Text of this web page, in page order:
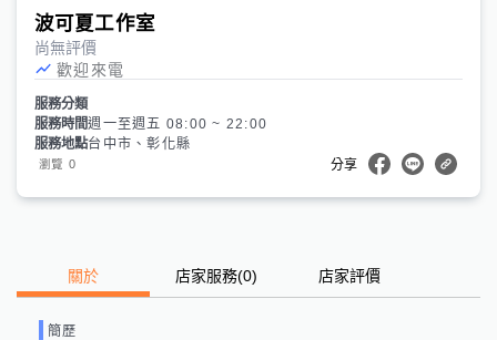
波可夏工作室
尚無評價
歡迎來電
服務分類
服務時間週一至週五 08:00 ~ 22:00
服務地點台中市、彰化縣
瀏覽 0 分享
關於 店家服務(0) 店家評價
簡歷